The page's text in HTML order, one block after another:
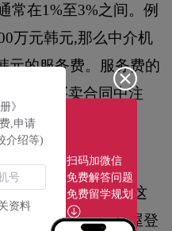
常在1%至3%之间。例
万元韩元,那么中介机
元的服务费。服务费的
在房屋买卖合同中注
支付各种手续费。这
印费、律师费、房屋登
》
,申请
介绍等)
资料
扫码加微信
免费解答问题
免费留学规划